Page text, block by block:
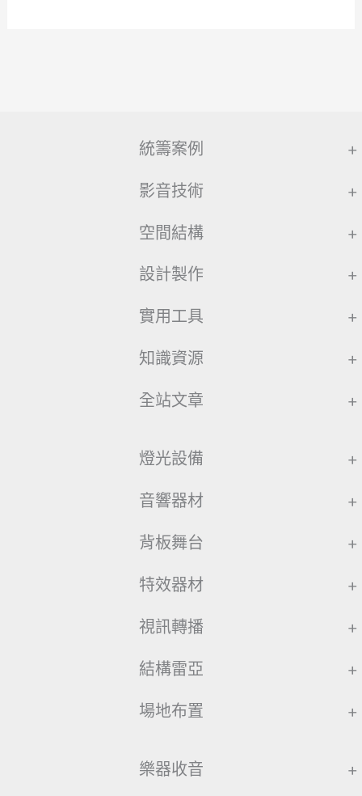
統籌案例 +
影音技術 +
空間結構 +
設計製作 +
實用工具 +
知識資源 +
全站文章 +
燈光設備 +
音響器材 +
背板舞台 +
特效器材 +
視訊轉播 +
結構雷亞 +
場地布置 +
樂器收音 +